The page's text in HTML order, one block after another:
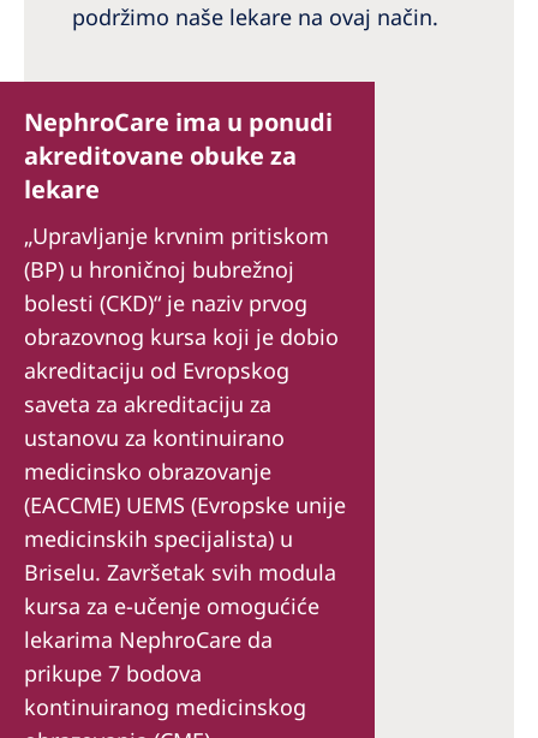
podržimo naše lekare na ovaj način.
NephroCare ima u ponudi
akreditovane obuke za
lekare
„Upravljanje krvnim pritiskom
(BP) u hroničnoj bubrežnoj
bolesti (CKD)“ je naziv prvog
obrazovnog kursa koji je dobio
akreditaciju od Evropskog
saveta za akreditaciju za
ustanovu za kontinuirano
medicinsko obrazovanje
(EACCME) UEMS (Evropske unije
medicinskih specijalista) u
Briselu. Završetak svih modula
kursa za e-učenje omogućiće
lekarima NephroCare da
prikupe 7 bodova
kontinuiranog medicinskog